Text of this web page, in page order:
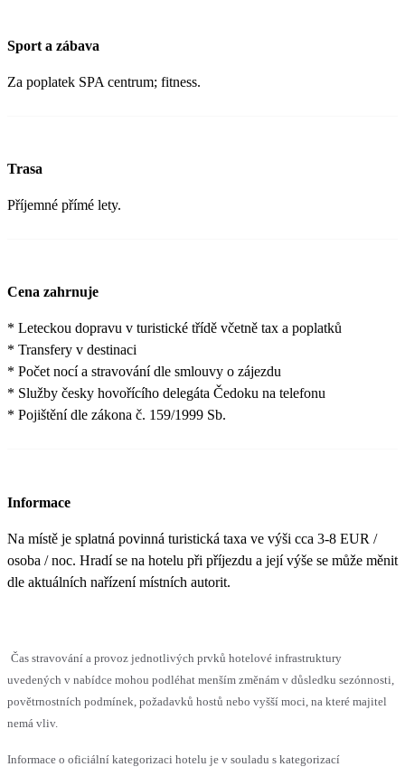
Sport a zábava
Za poplatek SPA centrum; fitness.
Trasa
Příjemné přímé lety.
Cena zahrnuje
* Leteckou dopravu v turistické třídě včetně tax a poplatků
* Transfery v destinaci
* Počet nocí a stravování dle smlouvy o zájezdu
* Služby česky hovořícího delegáta Čedoku na telefonu
* Pojištění dle zákona č. 159/1999 Sb.
Informace
Na místě je splatná povinná turistická taxa ve výši cca 3-8 EUR /
osoba / noc. Hradí se na hotelu při příjezdu a její výše se může měnit
dle aktuálních nařízení místních autorit.
Čas stravování a provoz jednotlivých prvků hotelové infrastruktury
uvedených v nabídce mohou podléhat menším změnám v důsledku sezónnosti,
povětrnostních podmínek, požadavků hostů nebo vyšší moci, na které majitel
nemá vliv.
Informace o oficiální kategorizaci hotelu je v souladu s kategorizací